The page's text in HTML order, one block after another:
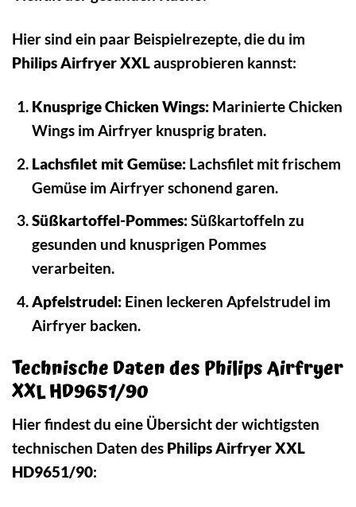
Hier sind ein paar Beispielrezepte, die du im
Philips Airfryer XXLausprobieren kannst:
Knusprige Chicken Wings:Marinierte Chicken
Wings im Airfryer knusprig braten.
Lachsfilet mit Gemüse:Lachsfilet mit frischem
Gemüse im Airfryer schonend garen.
Süßkartoffel-Pommes:Süßkartoffeln zu
gesunden und knusprigen Pommes
verarbeiten.
Apfelstrudel:Einen leckeren Apfelstrudel im
Airfryer backen.
Technische Daten des Philips Airfryer
XXL HD9651/90
Hier findest du eine Übersicht der wichtigsten
technischen Daten des Philips Airfryer XXL
HD9651/90: